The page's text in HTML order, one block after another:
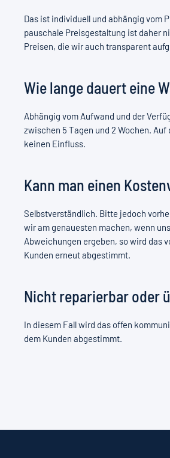
Das ist individuell und abhängig vom
pauschale Preisgestaltung ist daher
Preisen, die wir auch transparent
Wie lange dauert eine
Abhängig vom Aufwand und der
zwischen 5 Tagen und 2 Wochen.
keinen Einfluss.
Kann man einen
Selbstverständlich. Bitte jedoch
wir am genauesten machen, wenn
Abweichungen ergeben, so wird das
Kunden erneut abgestimmt.
Nicht reparierbar oder
In diesem Fall wird das offen
dem Kunden abgestimmt.